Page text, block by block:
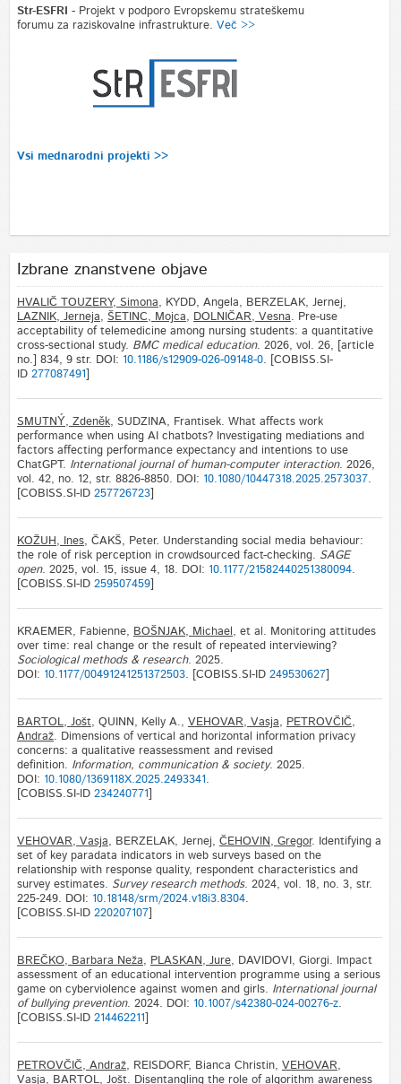
Str-ESFRI - Projekt v podporo Evropskemu strateškemu
forumu za raziskovalne infrastrukture. Več >>
Vsi mednarodni projekti >>
Izbrane znanstvene objave
HVALIČ TOUZERY, Simona, KYDD, Angela, BERZELAK, Jernej,
LAZNIK, Jerneja, ŠETINC, Mojca, DOLNIČAR, Vesna. Pre-use
acceptability of telemedicine among nursing students: a quantitative
cross-sectional study. BMC medical education. 2026, vol. 26, [article
no.] 834, 9 str. DOI: 10.1186/s12909-026-09148-0. [COBISS.SI-
ID 277087491
SMUTNÝ, Zdeněk, SUDZINA, Frantisek. What affects work
performance when using AI chatbots? Investigating mediations and
factors affecting performance expectancy and intentions to use
ChatGPT. International journal of human-computer interaction. 2026,
vol. 42, no. 12, str. 8826-8850. DOI: 10.1080/10447318.2025.2573037.
[COBISS.SI-ID 257726723]
KOŽUH, Ines, ČAKŠ, Peter. Understanding social media behaviour:
the role of risk perception in crowdsourced fact-checking. SAGE
open. 2025, vol. 15, issue 4, 18. DOI: 10.1177/21582440251380094.
[COBISS.SI-ID 259507459]
KRAEMER, Fabienne, BOŠNJAK, Michael , et al. Monitoring attitudes
over time: real change or the result of repeated interviewing?
Sociological methods & research. 2025.
DOI: 10.1177/00491241251372503. [COBISS.SI-ID 249530627]
BARTOL, Jošt, QUINN, Kelly A., VEHOVAR, Vasja, PETROVČIČ,
Andraž. Dimensions of vertical and horizontal information privacy
concerns: a qualitative reassessment and revised
definition. Information, communication & society. 2025.
DOI: 10.1080/1369118X.2025.2493341 .
[COBISS.SI-ID 234240771
VEHOVAR, Vasja, BERZELAK, Jernej, ČEHOVIN, Gregor. Identifying a
set of key paradata indicators in web surveys based on the
relationship with response quality, respondent characteristics and
survey estimates. Survey research methods. 2024, vol. 18, no. 3, str.
225-249. DOI: 10.18148/srm/2024.v18i3.8304.
[COBISS.SI-ID 220207107]
BREČKO, Barbara Neža, PLASKAN, Jure, DAVIDOVI, Giorgi. Impact
assessment of an educational intervention programme using a serious
game on cyberviolence against women and girls. International journal
of bullying prevention. 2024. DOI: 10.1007/s42380-024-00276-z.
[COBISS.SI-ID 214462211
PETROVČIČ, Andraž, REISDORF, Bianca Christin, VEHOVAR,
Vasja, BARTOL, Jošt. Disentangling the role of algorithm awareness